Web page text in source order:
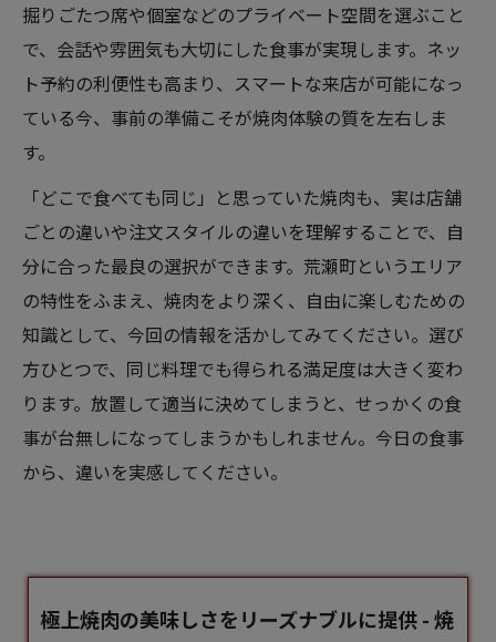
掘りごたつ席や個室などのプライベート空間を選ぶこと
で、会話や雰囲気も大切にした食事が実現します。ネッ
ト予約の利便性も高まり、スマートな来店が可能になっ
ている今、事前の準備こそが焼肉体験の質を左右しま
す。
「どこで食べても同じ」と思っていた焼肉も、実は店舗
ごとの違いや注文スタイルの違いを理解することで、自
分に合った最良の選択ができます。荒瀬町というエリア
の特性をふまえ、焼肉をより深く、自由に楽しむための
知識として、今回の情報を活かしてみてください。選び
方ひとつで、同じ料理でも得られる満足度は大きく変わ
ります。放置して適当に決めてしまうと、せっかくの食
事が台無しになってしまうかもしれません。今日の食事
から、違いを実感してください。
極上焼肉の美味しさをリーズナブルに提供 - 焼